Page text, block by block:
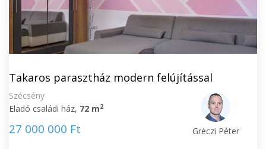
Takaros parasztház modern felújítással
Szécsény
Eladó családi ház, 72 m2
27 000 000 Ft Gréczi Péter